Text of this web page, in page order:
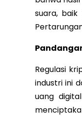
suara,
Regulasi
industri ini
uang